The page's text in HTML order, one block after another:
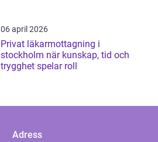
06 april 2026
Privat läkarmottagning i
stockholm när kunskap, tid och
trygghet spelar roll
Adress